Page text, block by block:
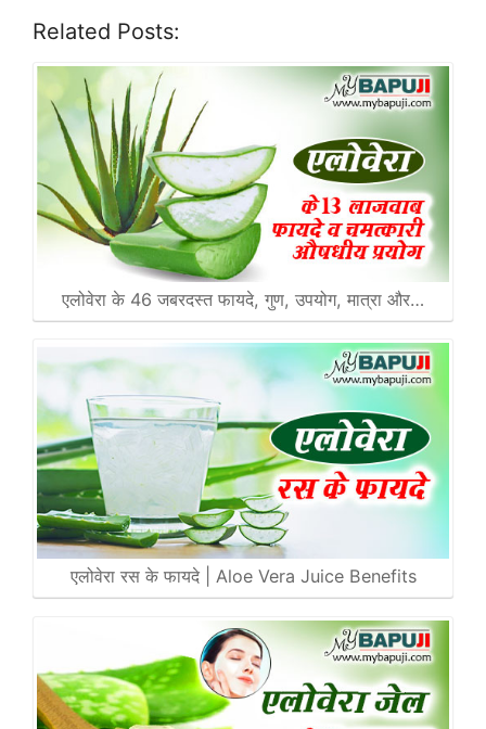
Related Posts:
एलोवेरा के 46 जबरदस्त फायदे, गुण, उपयोग, मात्रा और…
एलोवेरा रस के फायदे | Aloe Vera Juice Benefits